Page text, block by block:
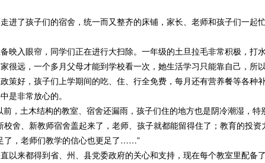
了孩子们的宿舍，统一而又整齐的床铺，家长、老师和孩子们一起
入眼帘，同学们正在进行大扫除。一年级的土旦拉毛非常积极，打
很远，一个多月父母才能到学校看一次，她生活学习只能靠自己，所
好，孩子们上学期间的吃、住、行全免费，每月还有营养餐等各种
是非常放心的。
土木结构的教室、宿舍还漏雨，孩子们住的地方也是阴冷潮湿，特
校舍、新教师宿舍盖起来了，老师、孩子就都能留得住了；教育的投
了，老师们教学的信心也更足了……”
来都得到省、州、县党委政府的关心和支持，现在每个教室里配备